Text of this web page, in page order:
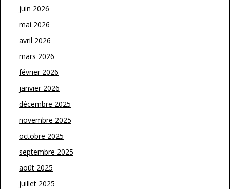
juin 2026
mai 2026
avril 2026
mars 2026
février 2026
janvier 2026
décembre 2025
novembre 2025
octobre 2025
septembre 2025
août 2025
juillet 2025